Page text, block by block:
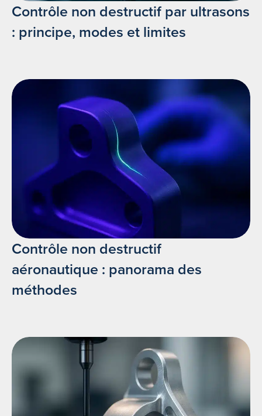
Contrôle non destructif par ultrasons
: principe, modes et limites
Contrôle non destructif
aéronautique : panorama des
méthodes